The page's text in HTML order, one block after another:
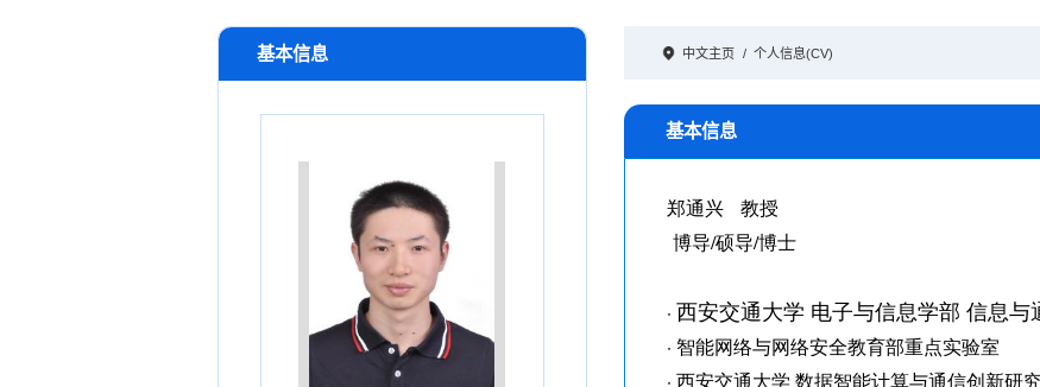
基本信息 中文主页 / 个人信息(CV)
基本信息